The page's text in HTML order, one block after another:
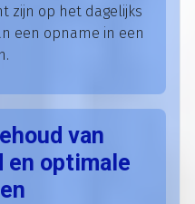
zijn op het dagelijks
een opname in een
van
en optimale